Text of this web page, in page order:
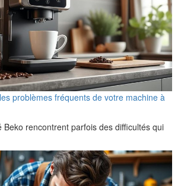
problèmes fréquents de votre machine à
Beko rencontrent parfois des difficultés qui